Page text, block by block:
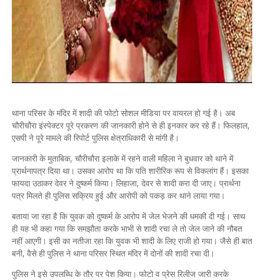
थाना परिसर के मंदिर में शादी की फोटो सोशल मीडिया पर वायरल हो गई है। अब
चौरीचौरा इंस्पेक्टर पूरे प्रकरण की जानकारी होने से ही इनकार कर रहे हैं। फिलहाल,
एसपी ने पूरे मामले की रिपोर्ट पुलिस क्षेत्राधिकारी से मांगी है।
जानकारी के मुताबिक, चौरीचौरा इलाके में रहने वाली महिला ने बुधवार को थाने में
प्रार्थनापत्र दिया था। उसका आरोप था कि पति शारीरिक रूप से विकलांग हैं। इसका
फायदा उठाकर देवर ने दुष्कर्म किया। लिहाजा, देवर से शादी करा दी जाए। प्रार्थना
पत्र मिलते ही पुलिस सक्रिय हुई और आरोपी को पकड़ कर थाने लाया गया।
बताया जा रहा है कि युवक को दुष्कर्म के आरोप में जेल भेजने की धमकी दी गई। साथ
ही यह भी कहा गया कि समझौता करके भाभी से शादी रचा ले तो जेल जाने की नौबत
नहीं आएगी। इसी का नतीजा रहा कि युवक भी शादी के लिए राजी हो गया। जैसे ही बात
बनी, वैसे ही पुलिस ने थाना परिसर स्थित मंदिर में दोनों की शादी रचा दी।
पुलिस ने इसे उपलब्धि के तौर पर पेश किया। फोटो व प्रेस रिलीज जारी करके